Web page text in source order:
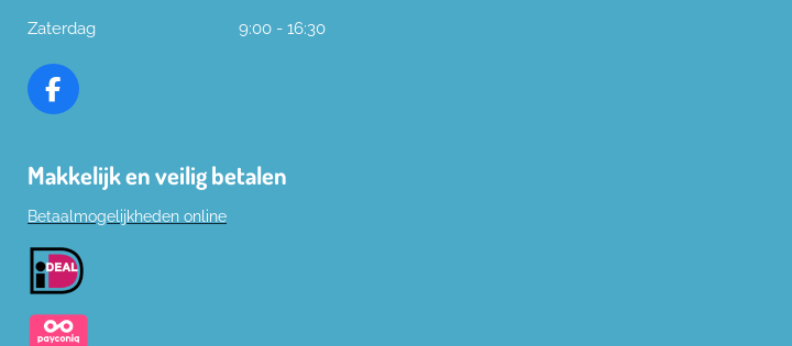
Zaterdag
9:00 - 16:30
F
e
o
o
k
Makkelijk en veilig betalen
Betaalmogelijkheden online